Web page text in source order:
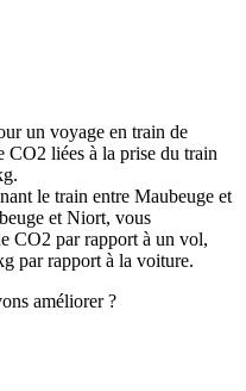
un voyage en train de
CO2 liées à la prise du train
le train entre Maubeuge et
et Niort, vous
CO2 par rapport à un vol,
par rapport à la voiture.
améliorer ?